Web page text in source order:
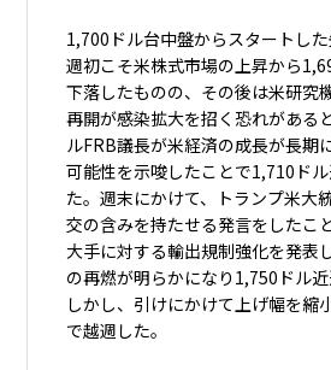
1,700ドル台中盤からスタートした
週初こそ米株式市場の上昇から
下落したものの、その後は米研究
再開が感染拡大を招く恐れがある
ルFRB議長が米経済の成長が長期
可能性を示唆したことで1,710ド
た。週末にかけて、トランプ米大
交の含みを持たせる発言をしたこ
大手に対する輸出規制強化を発表
の再燃が明らかになり1,750ドル近
しかし、引けにかけて上げ幅を縮
で越週した。